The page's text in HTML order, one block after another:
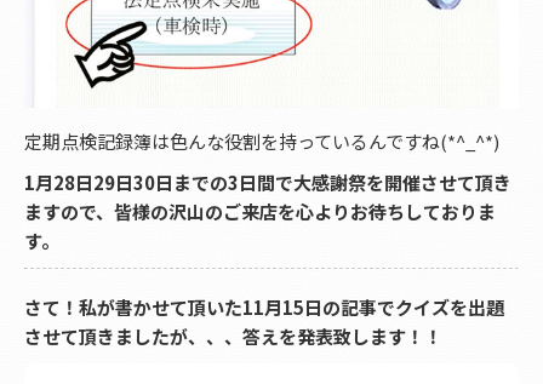
定期点検記録簿は色んな役割を持っているんですね(*^_^*)
1月28日29日30日までの3日間で大感謝祭を開催させて頂き
ますので、皆様の沢山のご来店を心よりお待ちしておりま
す。
さて！私が書かせて頂いた11月15日の記事でクイズを出題
させて頂きましたが、、、答えを発表致します！！